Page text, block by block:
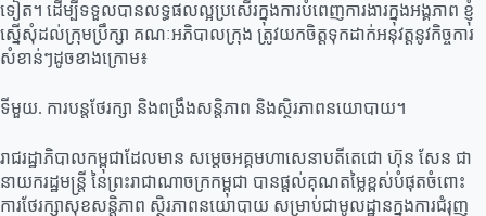
ទៀត។ ដើម្បីទទួលបានលទ្ធផលល្អប្រសើរក្នុងការបំពេញការងារក្នុងអង្គភាព ខ្ញុំ
ស្នើសុំដល់ក្រុមប្រឹក្សា គណៈអភិបាលក្រុង ត្រូវយកចិត្តទុកដាក់អនុវត្តនូវកិច្ចការ
សំខាន់ៗដូចខាងក្រោម៖
ទីមួយ. ការបន្តថែរក្សា និងពង្រឹងសន្តិភាព និងស្ថិរភាពនយោបាយ។
រាជរដ្ឋាភិបាលកម្ពុជាដែលមាន សម្តេចអគ្គមហាសេនាបតីតេជោ ហ៊ុន សែន ជា
នាយករដ្ឋមន្រ្តី នៃព្រះរាជាណាចក្រកម្ពុជា បានផ្តល់គុណតម្លៃខ្ពស់បំផុតចំពោះ
ការថែរក្សាសុខសន្តិភាព ស្ថិរភាពនយោបាយ សម្រាប់ជាមូលដ្ឋានក្នុងការជំរុញ